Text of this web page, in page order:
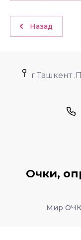
Назад
Очки,
Мир
г.Ташкент